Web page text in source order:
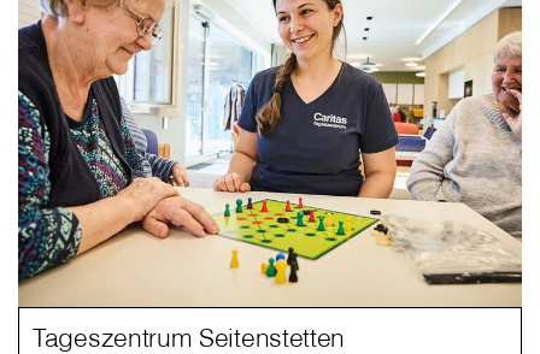
Tageszentrum Seitenstetten